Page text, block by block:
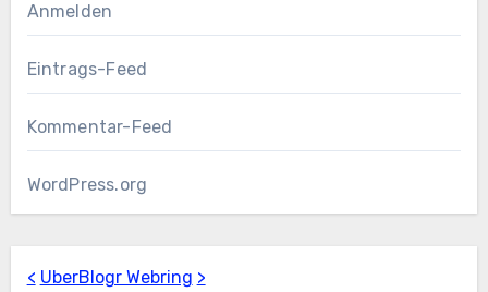
Anmelden
Eintrags-Feed
Kommentar-Feed
WordPress.org
< UberBlogr Webring >